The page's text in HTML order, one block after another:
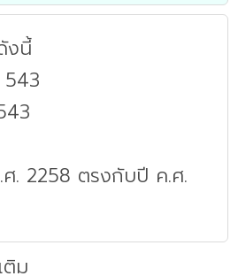
งนี้
. 2258 ตรงกับปี ค.ศ.
ติม